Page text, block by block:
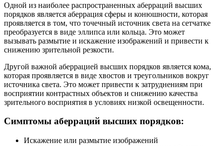
Одной из наиболее распространенных аберраций высших
порядков является аберрация сферы и конюшности, которая
проявляется в том, что точечный источник света на сетчатке
преобразуется в виде эллипса или кольца. Это может
вызывать размытие и искажение изображений и привести к
снижению зрительной резкости.
Другой важной аберрацией высших порядков является кома,
которая проявляется в виде хвостов и треугольников вокруг
источника света. Это может привести к затруднениям при
восприятии контрастных объектов и снижению качества
зрительного восприятия в условиях низкой освещенности.
Симптомы аберраций высших порядков:
Искажение или размытие изображений